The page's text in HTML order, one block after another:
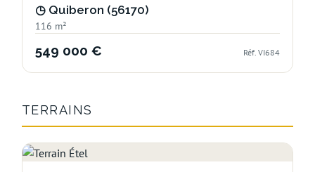
◷ Quiberon (56170)
116 m²
549 000 € Réf. VI684
TERRAINS